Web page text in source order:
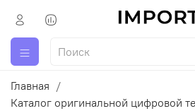
Главная
Каталог оригинальной цифровой